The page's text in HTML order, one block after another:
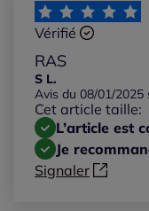
Notes les plus
Notes les plus
Vérifié
RAS
S L.
Avis du 08/01/
Cet article taille:
L’article est
Je
Signaler